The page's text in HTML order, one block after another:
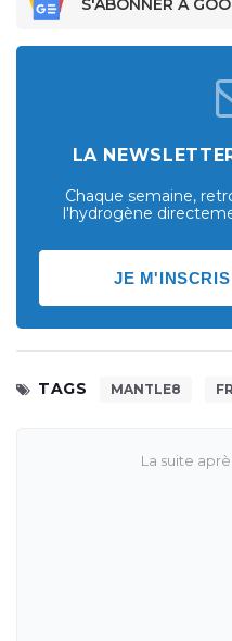
S'ABONNER À
LA
Chaque semaine,
l'hydrogène
JE
TAGS MANTLE8